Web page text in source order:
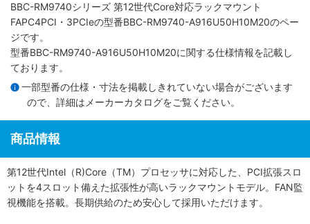
BBC-RM9740シリーズ 第12世代Core対応ラックマウント
FAPC4PCI・3PCIeの型番BBC-RM9740-A916U50H10M20のペー
ジです。
型番BBC-RM9740-A916U50H10M20に関する仕様情報を記載し
ております。
一部型番の仕様・寸法を掲載しきれていない場合がございます
ので、詳細は メーカーカタログをご覧ください。
商品情報
第12世代Intel（R)Core（TM）プロセッサに対応した、PCI拡張スロ
ットを4スロット備えた拡張性が高いラックマウントモデル。FAN監
視機能を搭載。長期供給のため安心して採用いただけます。